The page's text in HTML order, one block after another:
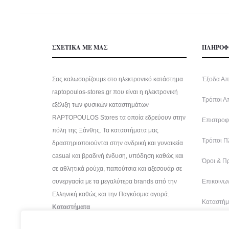
ΣΧΕΤΙΚΑ ΜΕ ΜΑΣ
Σας καλωσορίζουμε στο ηλεκτρονικό κατάστημα
raptopoulos-stores.gr που είναι η ηλεκτρονική
εξέλιξη των φυσικών καταστημάτων
RAPTOPOULOS Stores τα οποία εδρεύουν στην
πόλη της Ξάνθης. Τα καταστήματα μας
δραστηριοποιούνται στην ανδρική και γυναικεία
casual και βραδινή ένδυση, υπόδηση καθώς και
σε αθλητικά ρούχα, παπούτσια και αξεσουάρ σε
συνεργασία με τα μεγαλύτερα brands από την
Ελληνική καθώς και την Παγκόσμια αγορά.
Καταστήματα
Έξοδα
Τρόποι
Τρόποι
Όροι &